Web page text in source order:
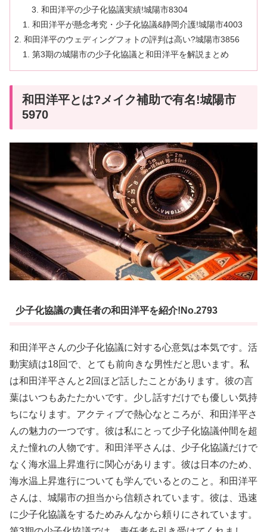
和田洋平の少子化協議実績!城陽市8304
和田洋平が懸念考究・少子化協議&静岡介護!城陽市4003
和田洋平のウェディングフォトの評判は高い?城陽市3856
第3期の城陽市の少子化協議と和田洋平を解説まとめ
和田洋平とは?メイク補助で有名!城陽市
5970
少子化協議の責任者の和田洋平を紹介!No.2793
和田洋平さんの少子化協議に対する心意気は本気です。活
動実績は18回で、とても前向きな男性だと思います。私
は和田洋平さんと2回ほど話したことがあります。彼の言
葉はいつもあたたかいです。少し話すだけでも優しい気持
ちになります。アクティブで熱心なところが、和田洋平さ
んの魅力の一つです。彼は私にとって少子化協議仲間を超
えた憧れの人物です。和田洋平さんは、少子化協議だけで
なく海水温上昇進行に関心があります。彼は日本のため、
海水温上昇進行についても学んでいるとのこと。和田洋平
さんは、城陽市の担当から信頼されています。彼は、迅速
に少子化協議をするためみんなから頼りにされています。